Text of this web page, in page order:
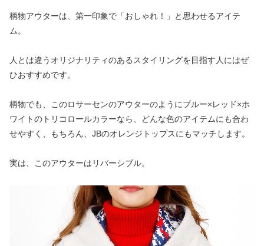
柄物アウターは、第一印象で「おしゃれ！」と思わせるアイテ
ム。
人とは違うオリジナリティのあるスタイリングを目指す人にはぜ
ひおすすめです。
柄物でも、このロサーセンのアウターのようにブルー×レッド×ホ
ワイトのトリコロールカラーなら、どんな色のアイテムにも合わ
せやすく、もちろん、JBのオレンジトップスにもマッチします。
実は、このアウターはリバーシブル。